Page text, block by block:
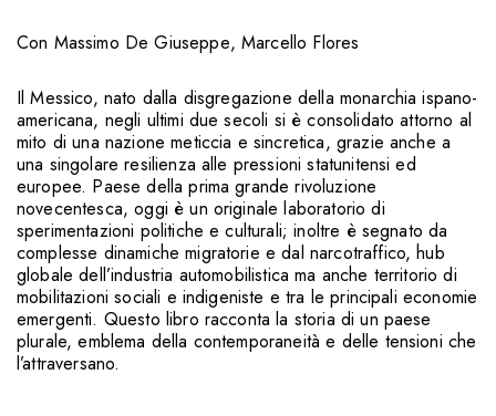
Con Massimo De Giuseppe, Marcello Flores
Il Messico, nato dalla disgregazione della monarchia ispano-
americana, negli ultimi due secoli si è consolidato attorno al
mito di una nazione meticcia e sincretica, grazie anche a
una singolare resilienza alle pressioni statunitensi ed
europee. Paese della prima grande rivoluzione
novecentesca, oggi è un originale laboratorio di
sperimentazioni politiche e culturali; inoltre è segnato da
complesse dinamiche migratorie e dal narcotraffico, hub
globale dell’industria automobilistica ma anche territorio di
mobilitazioni sociali e indigeniste e tra le principali economie
emergenti. Questo libro racconta la storia di un paese
plurale, emblema della contemporaneità e delle tensioni che
l’attraversano.